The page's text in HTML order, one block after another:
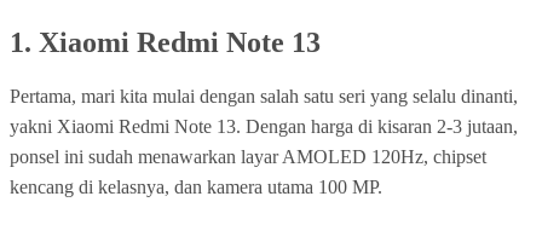
1. Xiaomi Redmi Note 13
Pertama, mari kita mulai dengan salah satu seri yang selalu dinanti,
yakni Xiaomi Redmi Note 13. Dengan harga di kisaran 2-3 jutaan,
ponsel ini sudah menawarkan layar AMOLED 120Hz, chipset
kencang di kelasnya, dan kamera utama 100 MP.